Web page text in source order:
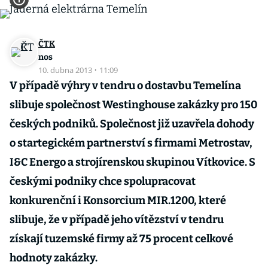
ČTK
nos
10. dubna 2013 · 11:09
V případě výhry v tendru o dostavbu Temelína
slibuje společnost Westinghouse zakázky pro 150
českých podniků. Společnost již uzavřela dohody
o startegickém partnerství s firmami Metrostav,
I&C Energo a strojírenskou skupinou Vítkovice. S
českými podniky chce spolupracovat
konkurenční i Konsorcium MIR.1200, které
slibuje, že v případě jeho vítězství v tendru
získají tuzemské firmy až 75 procent celkové
hodnoty zakázky.